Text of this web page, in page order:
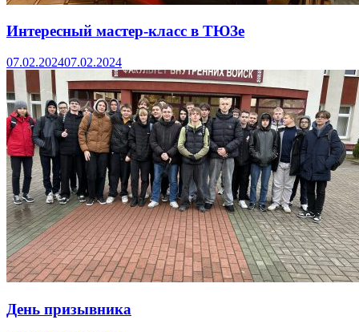
Интересный мастер-класс в ТЮЗе
07.02.202407.02.2024
День призывника